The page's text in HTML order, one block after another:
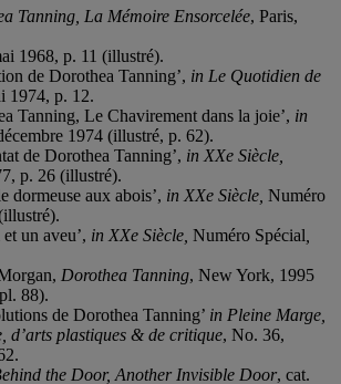
Tanning, La Mémoire Ensorcelée, Paris,
1968, p. 11 (illustré).
de Dorothea Tanning’, in Le Quotidien de
1974, p. 12.
Tanning, Le Chavirement dans la joie’, in
1974 (illustré, p. 62).
de Dorothea Tanning’, in XXe Siècle,
p. 26 (illustré).
dormeuse aux abois’, in XXe Siècle, Numéro
un aveu’, in XXe Siècle, Numéro Spécial
Dorothea Tanning, New York, 1995
88).
de Dorothea Tanning’ in Pleine Marge,
d’arts plastiques & de critique, No. 36,
the Door, Another Invisible Door, cat.